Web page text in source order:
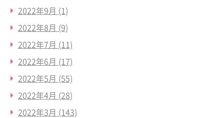
2022年9月 (1)
2022年8月 (9)
2022年7月 (11)
2022年6月 (17)
2022年5月 (55)
2022年4月 (28)
2022年3月 (143)